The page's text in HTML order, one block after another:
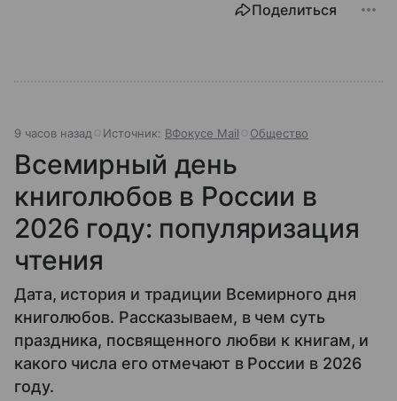
Поделиться
9 часов назад Источник: ВФокусе Mail Общество
Всемирный день
книголюбов в России в
2026 году: популяризация
чтения
Дата, история и традиции Всемирного дня
книголюбов. Рассказываем, в чем суть
праздника, посвященного любви к книгам, и
какого числа его отмечают в России в 2026
году.